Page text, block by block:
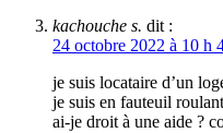
kachouche s. dit :
24 octobre 2022 à 10 h
je suis locataire d’un
je suis en fauteuil
ai-je droit à une aide ?